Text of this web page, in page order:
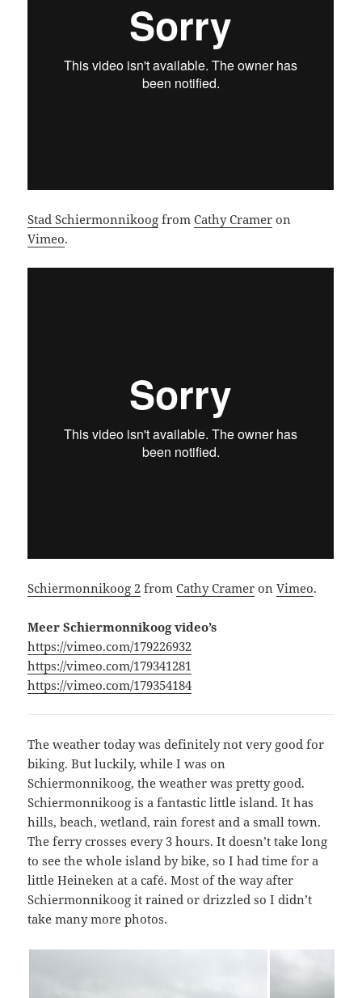
Stad Schiermonnikoog fromCathy Cramer on
Vimeo.
Schiermonnikoog 2 fromCathy Cramer onVimeo.
Meer Schiermonnikoog video’s
https://vimeo.com/179226932
https://vimeo.com/179341281
https://vimeo.com/179354184
The weather today was definitely not very good for
biking. But luckily, while I was on
Schiermonnikoog, the weather was pretty good.
Schiermonnikoog is a fantastic little island. It has
hills, beach, wetland, rain forest and a small town.
The ferry crosses every 3 hours. It doesn’t take long
to see the whole island by bike, so I had time for a
little Heineken at a café. Most of the way after
Schiermonnikoog it rained or drizzled so I didn’t
take many more photos.